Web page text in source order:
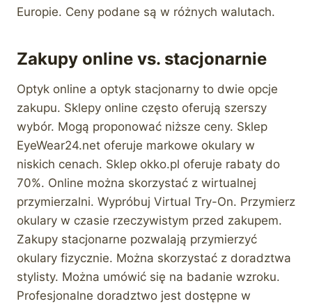
Europie. Ceny podane są w różnych walutach.
Zakupy online vs. stacjonarnie
Optyk online a optyk stacjonarny to dwie opcje
zakupu. Sklepy online często oferują szerszy
wybór. Mogą proponować niższe ceny. Sklep
EyeWear24.net oferuje markowe okulary w
niskich cenach. Sklep okko.pl oferuje rabaty do
70%. Online można skorzystać z wirtualnej
przymierzalni. Wypróbuj Virtual Try-On. Przymierz
okulary w czasie rzeczywistym przed zakupem.
Zakupy stacjonarne pozwalają przymierzyć
okulary fizycznie. Można skorzystać z doradztwa
stylisty. Można umówić się na badanie wzroku.
Profesjonalne doradztwo jest dostępne w